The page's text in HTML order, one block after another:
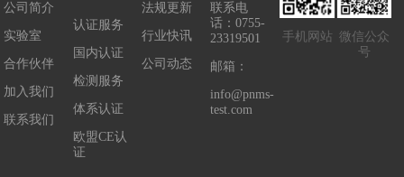
公司简介
实验室
合作伙伴
加入我们
联系我们
认证服务
国内认证
检测服务
体系认证
欧盟CE认
证
法规更新
行业快讯
公司动态
联系电
话：0755-
23319501
邮箱：
info@pnms-
test.com
手机网站 微信公众
号